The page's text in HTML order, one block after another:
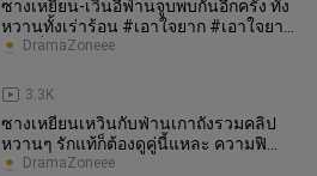
ซางเหยียน-เวินอี้ฟ่านจูบพบกันอีกครั้ง ทั้ง
หวานทั้งเร่าร้อน #เอาใจยาก #เอาใจยาก
ตอนที่ 27 ทำให้ฉันหัว
3.3K
DramaZoneee
ซางเหยียนเหวินกับฟ่านเกาถังรวมคลิป
หวานๆ รักแท้ก็ต้องดูคู่นี้แหละ ความฟิ
นทะลุจอมาเลย!
DramaZoneee